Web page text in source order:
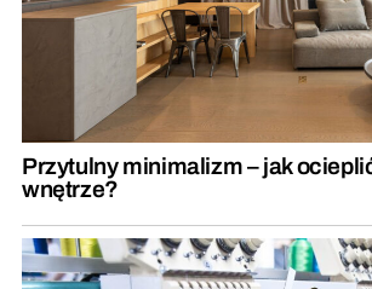
Przytulny minimalizm – jak
wnętrze?